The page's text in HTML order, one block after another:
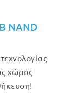
NAND
χώρος